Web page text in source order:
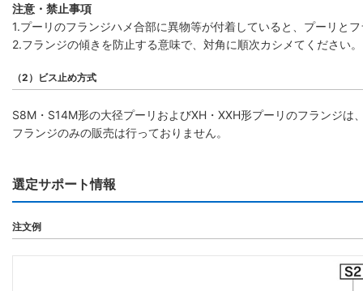
注意・禁止事項
1.プーリのフランジハメ合部に異物等が付着していると、プーリと
2.フランジの傾きを防止する意味で、対角に順次カシメてください。
（2）ビス止め方式
S8M・S14M形の大径プーリおよびXH・XXH形プーリのフランジ
フランジのみの販売は行っておりません。
選定サポート情報
注文例